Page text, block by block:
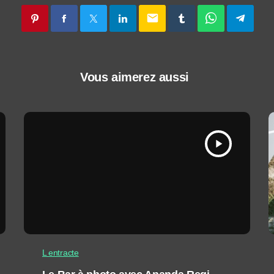
email
Vous aimerez aussi
play_arrow
L entracte